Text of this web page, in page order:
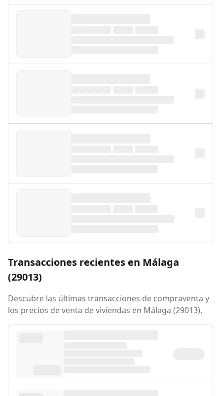
Transacciones recientes en Málaga
(29013)
Descubre las últimas transacciones de compraventa y
los precios de venta de viviendas en Málaga (29013).